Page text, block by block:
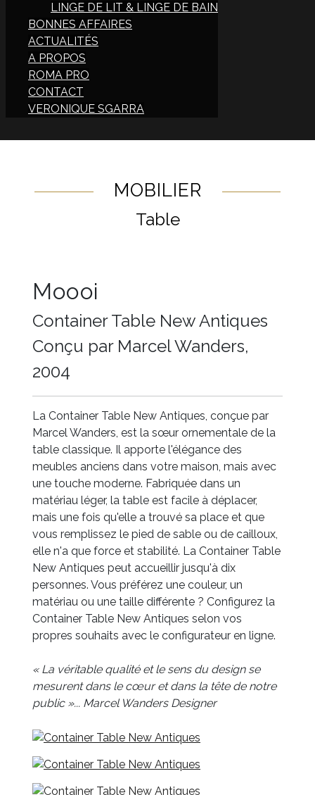
LINGE DE LIT & LINGE DE BAIN
BONNES AFFAIRES
ACTUALITÉS
A PROPOS
ROMA PRO
CONTACT
VERONIQUE SGARRA
MOBILIER
Table
Moooi
Container Table New Antiques
Conçu par Marcel Wanders,
2004
La Container Table New Antiques, conçue par
Marcel Wanders, est la sœur ornementale de la
table classique. Il apporte l'élégance des
meubles anciens dans votre maison, mais avec
une touche moderne. Fabriquée dans un
matériau léger, la table est facile à déplacer,
mais une fois qu'elle a trouvé sa place et que
vous remplissez le pied de sable ou de cailloux,
elle n'a que force et stabilité. La Container Table
New Antiques peut accueillir jusqu'à dix
personnes. Vous préférez une couleur, un
matériau ou une taille différente ? Configurez la
Container Table New Antiques selon vos
propres souhaits avec le configurateur en ligne.
« La véritable qualité et le sens du design se
mesurent dans le cœur et dans la tête de notre
public »... Marcel Wanders Designer